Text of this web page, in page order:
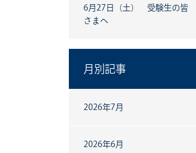
6月27日（土） 受験生の皆
さまへ
月別記事
2026年7月
2026年6月